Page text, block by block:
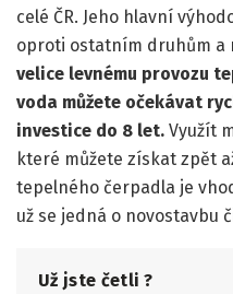
celé ČR. Jeho hlavní
oproti ostatním druhům a
velice levnému provozu
voda můžete očekávat
investice do 8 let. Využít
které můžete získat zpět
tepelného čerpadla je
už se jedná o novostavbu
Už jste četli ?